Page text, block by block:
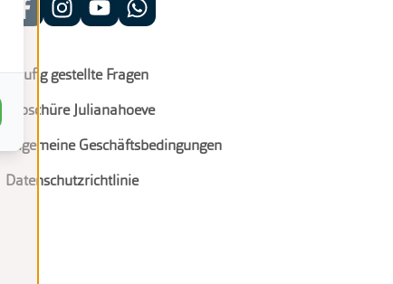
Häufig gestellte Fragen
Broschüre Julianahoeve
Allgemeine Geschäftsbedingungen
Datenschutzrichtlinie